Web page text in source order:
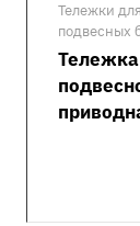
Тележки
подвесных